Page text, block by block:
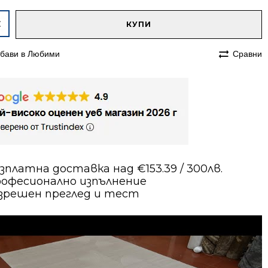
КУПИ
в Любими Сравни
доставка над €153.39 / 300лв.
изпълнение
преглед и тест